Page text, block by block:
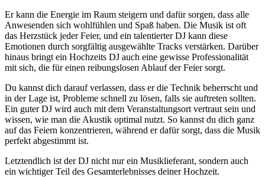
Er kann die Energie im Raum steigern und dafür sorgen, dass alle
Anwesenden sich wohlfühlen und Spaß haben. Die Musik ist oft
das Herzstück jeder Feier, und ein talentierter DJ kann diese
Emotionen durch sorgfältig ausgewählte Tracks verstärken. Darüber
hinaus bringt ein Hochzeits DJ auch eine gewisse Professionalität
mit sich, die für einen reibungslosen Ablauf der Feier sorgt.
Du kannst dich darauf verlassen, dass er die Technik beherrscht und
in der Lage ist, Probleme schnell zu lösen, falls sie auftreten sollten.
Ein guter DJ wird auch mit dem Veranstaltungsort vertraut sein und
wissen, wie man die Akustik optimal nutzt. So kannst du dich ganz
auf das Feiern konzentrieren, während er dafür sorgt, dass die Musik
perfekt abgestimmt ist.
Letztendlich ist der DJ nicht nur ein Musiklieferant, sondern auch
ein wichtiger Teil des Gesamterlebnisses deiner Hochzeit.